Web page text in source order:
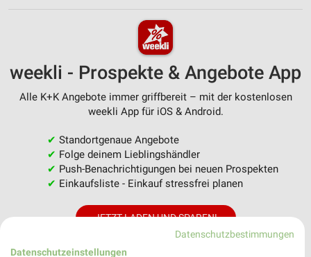
weekli - Prospekte & Angebote App
Alle K+K Angebote immer griffbereit – mit der kostenlosen
weekli App für iOS & Android.
✔ Standortgenaue Angebote
✔ Folge deinem Lieblingshändler
✔ Push-Benachrichtigungen bei neuen Prospekten
✔ Einkaufsliste - Einkauf stressfrei planen
JETZT LADEN UND SPAREN!
Datenschutzbestimmungen
Datenschutzeinstellungen